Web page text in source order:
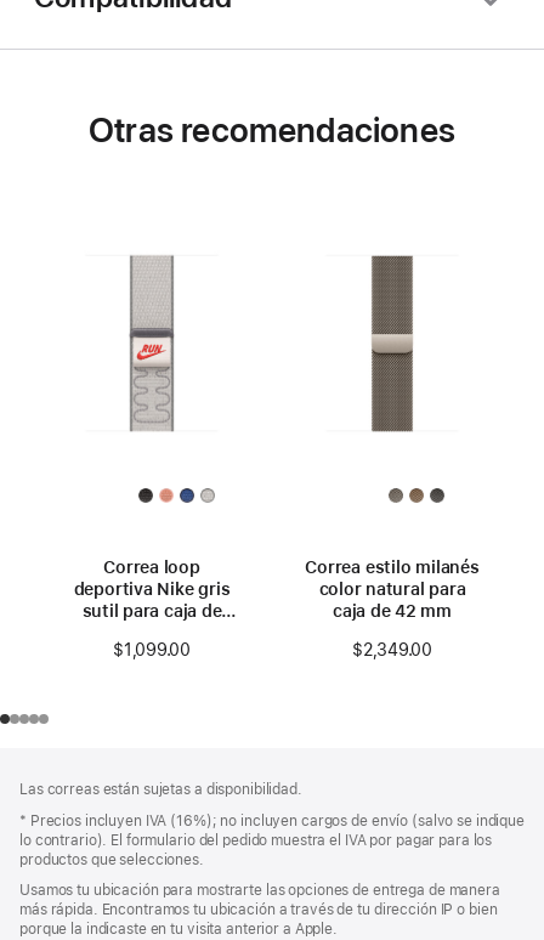
Otras recomendaciones
Correa loop
deportiva Nike gris
sutil para caja de
$1,099.00
Correa estilo milanés
color natural para
caja de 42 mm
$2,349.00
de
página
a
pie
de
página
Las correas están sujetas a disponibilidad.
Nota
a
pie
página
* Precios incluyen IVA (16%); no incluyen cargos de envío (salvo se indique
lo contrario). El formulario del pedido muestra el IVA por pagar para los
productos que selecciones.
Usamos tu ubicación para mostrarte las opciones de entrega de manera
más rápida. Encontramos tu ubicación a través de tu dirección IP o bien
porque la indicaste en tu visita anterior a Apple.